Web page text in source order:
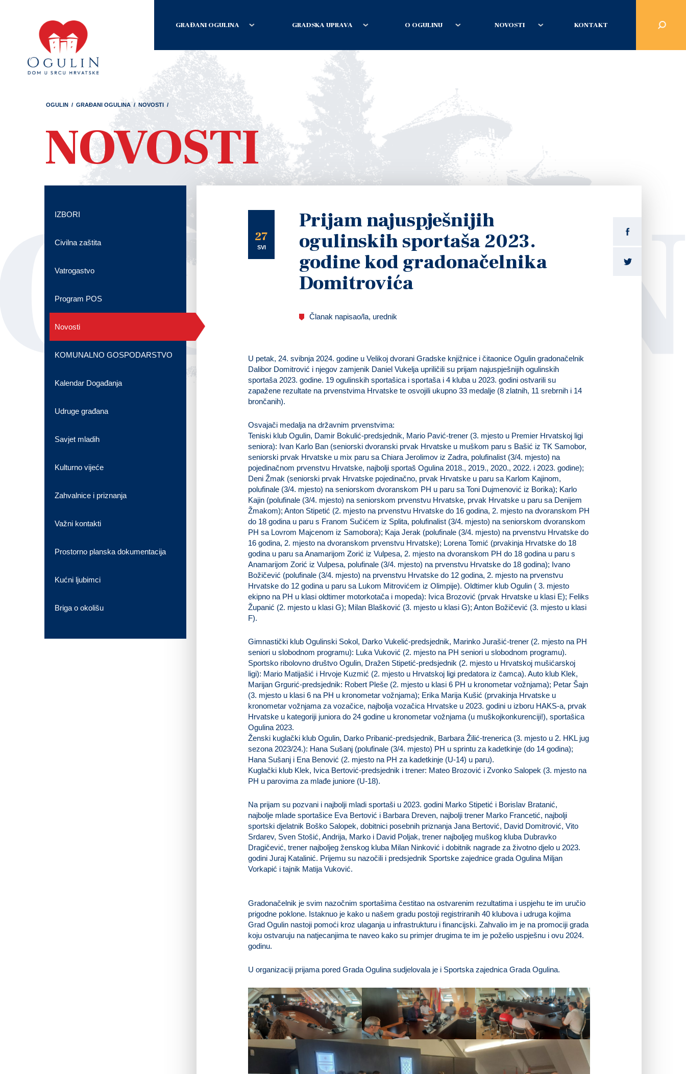
GRAĐANI OGULINA GRADSKA UPRAVA O OGULINU NOVOSTI KONTAKT
OGULIN / GRAĐANI OGULINA / NOVOSTI /
NOVOSTI
27
SVI
Prijam najuspješnijih
ogulinskih sportaša 2023.
godine kod gradonačelnika
Domitrovića
Članak napisao/la, urednik
U petak, 24. svibnja 2024. godine u Velikoj dvorani Gradske knjižnice i čitaonice Ogulin gradonačelnik
Dalibor Domitrović i njegov zamjenik Daniel Vukelja upriličili su prijam najuspješnijih ogulinskih
sportaša 2023. godine. 19 ogulinskih sportašica i sportaša i 4 kluba u 2023. godini ostvarili su
zapažene rezultate na prvenstvima Hrvatske te osvojili ukupno 33 medalje (8 zlatnih, 11 srebrnih i 14
brončanih).
Osvajači medalja na državnim prvenstvima:
Teniski klub Ogulin, Damir Bokulić-predsjednik, Mario Pavić-trener (3. mjesto u Premier Hrvatskoj ligi
seniora): Ivan Karlo Ban (seniorski dvoranski prvak Hrvatske u muškom paru s Bašić iz TK Samobor,
seniorski prvak Hrvatske u mix paru sa Chiara Jerolimov iz Zadra, polufinalist (3/4. mjesto) na
pojedinačnom prvenstvu Hrvatske, najbolji sportaš Ogulina 2018., 2019., 2020., 2022. i 2023. godine);
Deni Žmak (seniorski prvak Hrvatske pojedinačno, prvak Hrvatske u paru sa Karlom Kajinom,
polufinale (3/4. mjesto) na seniorskom dvoranskom PH u paru sa Toni Dujmenović iz Borika); Karlo
Kajin (polufinale (3/4. mjesto) na seniorskom prvenstvu Hrvatske, prvak Hrvatske u paru sa Denijem
Žmakom); Anton Stipetić (2. mjesto na prvenstvu Hrvatske do 16 godina, 2. mjesto na dvoranskom PH
do 18 godina u paru s Franom Sučićem iz Splita, polufinalist (3/4. mjesto) na seniorskom dvoranskom
PH sa Lovrom Majcenom iz Samobora); Kaja Jerak (polufinale (3/4. mjesto) na prvenstvu Hrvatske do
16 godina, 2. mjesto na dvoranskom prvenstvu Hrvatske); Lorena Tomić (prvakinja Hrvatske do 18
godina u paru sa Anamarijom Zorić iz Vulpesa, 2. mjesto na dvoranskom PH do 18 godina u paru s
Anamarijom Zorić iz Vulpesa, polufinale (3/4. mjesto) na prvenstvu Hrvatske do 18 godina); Ivano
Božičević (polufinale (3/4. mjesto) na prvenstvu Hrvatske do 12 godina, 2. mjesto na prvenstvu
Hrvatske do 12 godina u paru sa Lukom Mitrovićem iz Olimpije). Oldtimer klub Ogulin ( 3. mjesto
ekipno na PH u klasi oldtimer motorkotača i mopeda): Ivica Brozović (prvak Hrvatske u klasi E); Feliks
Županić (2. mjesto u klasi G); Milan Blašković (3. mjesto u klasi G); Anton Božičević (3. mjesto u klasi
F).
Gimnastički klub Ogulinski Sokol, Darko Vukelić-predsjednik, Marinko Jurašić-trener (2. mjesto na PH
seniori u slobodnom programu): Luka Vuković (2. mjesto na PH seniori u slobodnom programu).
Sportsko ribolovno društvo Ogulin, Dražen Stipetić-predsjednik (2. mjesto u Hrvatskoj mušićarskoj
ligi): Mario Matijašić i Hrvoje Kuzmić (2. mjesto u Hrvatskoj ligi predatora iz čamca). Auto klub Klek,
Marijan Grgurić-predsjednik: Robert Pleše (2. mjesto u klasi 6 PH u kronometar vožnjama); Petar Šajn
(3. mjesto u klasi 6 na PH u kronometar vožnjama); Erika Marija Kušić (prvakinja Hrvatske u
kronometar vožnjama za vozačice, najbolja vozačica Hrvatske u 2023. godini u izboru HAKS-a, prvak
Hrvatske u kategoriji juniora do 24 godine u kronometar vožnjama (u muškojkonkurenciji!), sportašica
Ogulina 2023.
Ženski kuglački klub Ogulin, Darko Pribanić-predsjednik, Barbara Žilić-trenerica (3. mjesto u 2. HKL jug
sezona 2023/24.): Hana Sušanj (polufinale (3/4. mjesto) PH u sprintu za kadetkinje (do 14 godina);
Hana Sušanj i Ena Benović (2. mjesto na PH za kadetkinje (U-14) u paru).
Kuglački klub Klek, Ivica Bertović-predsjednik i trener: Mateo Brozović i Zvonko Salopek (3. mjesto na
PH u parovima za mlađe juniore (U-18).
Na prijam su pozvani i najbolji mladi sportaši u 2023. godini Marko Stipetić i Borislav Bratanić,
najbolje mlade sportašice Eva Bertović i Barbara Dreven, najbolji trener Marko Francetić, najbolji
sportski djelatnik Boško Salopek, dobitnici posebnih priznanja Jana Bertović, David Domitrović, Vito
Srdarev, Sven Stošić, Andrija, Marko i David Poljak, trener najboljeg muškog kluba Dubravko
Dragičević, trener najboljeg ženskog kluba Milan Ninković i dobitnik nagrade za životno djelo u 2023.
godini Juraj Katalinić. Prijemu su nazočili i predsjednik Sportske zajednice grada Ogulina Miljan
Vorkapić i tajnik Matija Vuković.
Gradonačelnik je svim nazočnim sportašima čestitao na ostvarenim rezultatima i uspjehu te im uručio
prigodne poklone. Istaknuo je kako u našem gradu postoji registriranih 40 klubova i udruga kojima
Grad Ogulin nastoji pomoći kroz ulaganja u infrastrukturu i financijski. Zahvalio im je na promociji grada
koju ostvaruju na natjecanjima te naveo kako su primjer drugima te im je poželio uspješnu i ovu 2024.
godinu.
U organizaciji prijama pored Grada Ogulina sudjelovala je i Sportska zajednica Grada Ogulina.
IZBORI
Civilna zaštita
Vatrogastvo
Program POS
Novosti
KOMUNALNO GOSPODARSTVO
Kalendar Događanja
Udruge građana
Savjet mladih
Kulturno vijeće
Zahvalnice i priznanja
Važni kontakti
Prostorno planska dokumentacija
Kućni ljubimci
Briga o okolišu